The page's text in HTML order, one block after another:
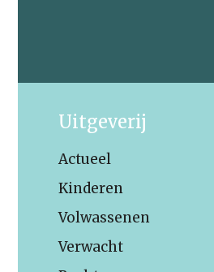
Uitgeverij
Actueel
Kinderen
Volwassenen
Verwacht